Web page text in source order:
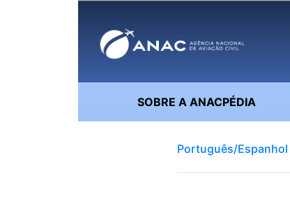
SOBRE A ANACPÉDIA
Português/Espanhol